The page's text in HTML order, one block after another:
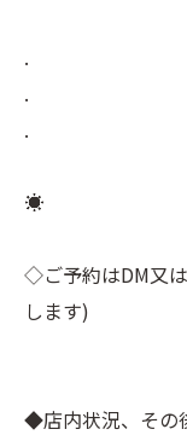
.
.
.
☀︎⠀
◇ご予約はDM又
します)⠀
◆店内状況、その